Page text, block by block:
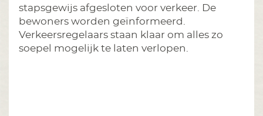
stapsgewijs afgesloten voor verkeer. De
bewoners worden geïnformeerd.
Verkeersregelaars staan klaar om alles zo
soepel mogelijk te laten verlopen.